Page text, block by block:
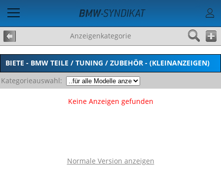
Anzeigenkategorie
BIETE - BMW TEILE / TUNING / ZUBEHÖR - (KLEINANZEIGEN)
Kategorieauswahl:
Keine Anzeigen gefunden
Normale Version anzeigen